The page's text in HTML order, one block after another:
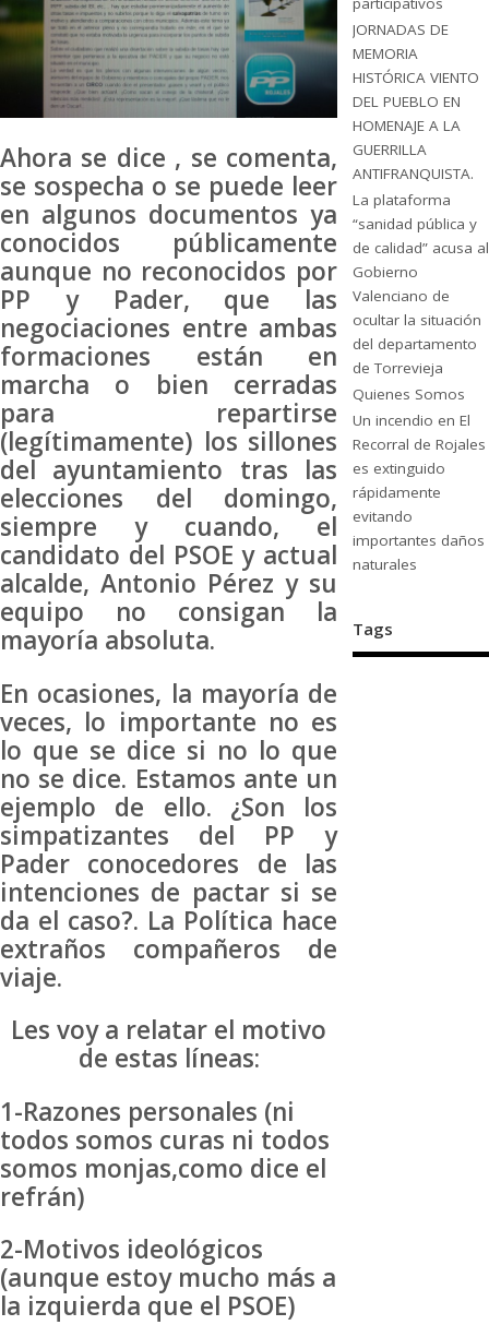
Ahora se dice , se comenta,
se sospecha o se puede leer
en algunos documentos ya
conocidos públicamente
aunque no reconocidos por
PP y Pader, que las
negociaciones entre ambas
formaciones están en
marcha o bien cerradas
para repartirse
(legítimamente) los sillones
del ayuntamiento tras las
elecciones del domingo,
siempre y cuando, el
candidato del PSOE y actual
alcalde, Antonio Pérez y su
equipo no consigan la
mayoría absoluta.
En ocasiones, la mayoría de
veces, lo importante no es
lo que se dice si no lo que
no se dice. Estamos ante un
ejemplo de ello. ¿Son los
simpatizantes del PP y
Pader conocedores de las
intenciones de pactar si se
da el caso?. La Política hace
extraños compañeros de
viaje.
Les voy a relatar el motivo
de estas líneas:
1-Razones personales (ni
todos somos curas ni todos
somos monjas,como dice el
refrán)
2-Motivos ideológicos
(aunque estoy mucho más a
la izquierda que el PSOE)
JORNADAS DE
MEMORIA
HISTÓRICA VIENTO
DEL PUEBLO EN
HOMENAJE A LA
GUERRILLA
ANTIFRANQUISTA.
La plataforma
“sanidad pública y
de calidad” acusa al
Gobierno
Valenciano de
ocultar la situación
del departamento
de Torrevieja
Quienes Somos
Un incendio en El
Recorral de Rojales
es extinguido
rápidamente
evitando
importantes daños
naturales
Tags